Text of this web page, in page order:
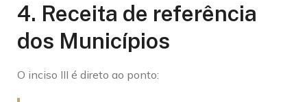
4. Receita de referência
dos Municípios
O inciso III é direto ao ponto: